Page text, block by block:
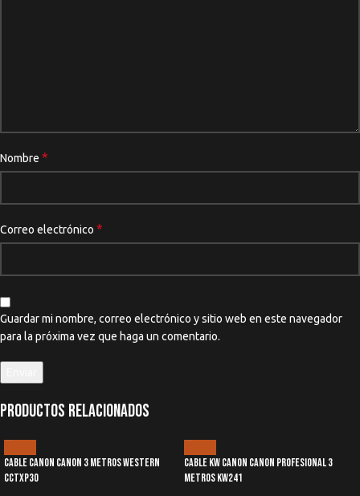
Nombre *
Correo electrónico *
Guardar mi nombre, correo electrónico y sitio web en este navegador
para la próxima vez que haga un comentario.
Productos relacionados
Cable Canon Canon 3 Metros WESTERN
CCTXP30
Cable Kw Canon Canon Profesional 3
Metros Kw241